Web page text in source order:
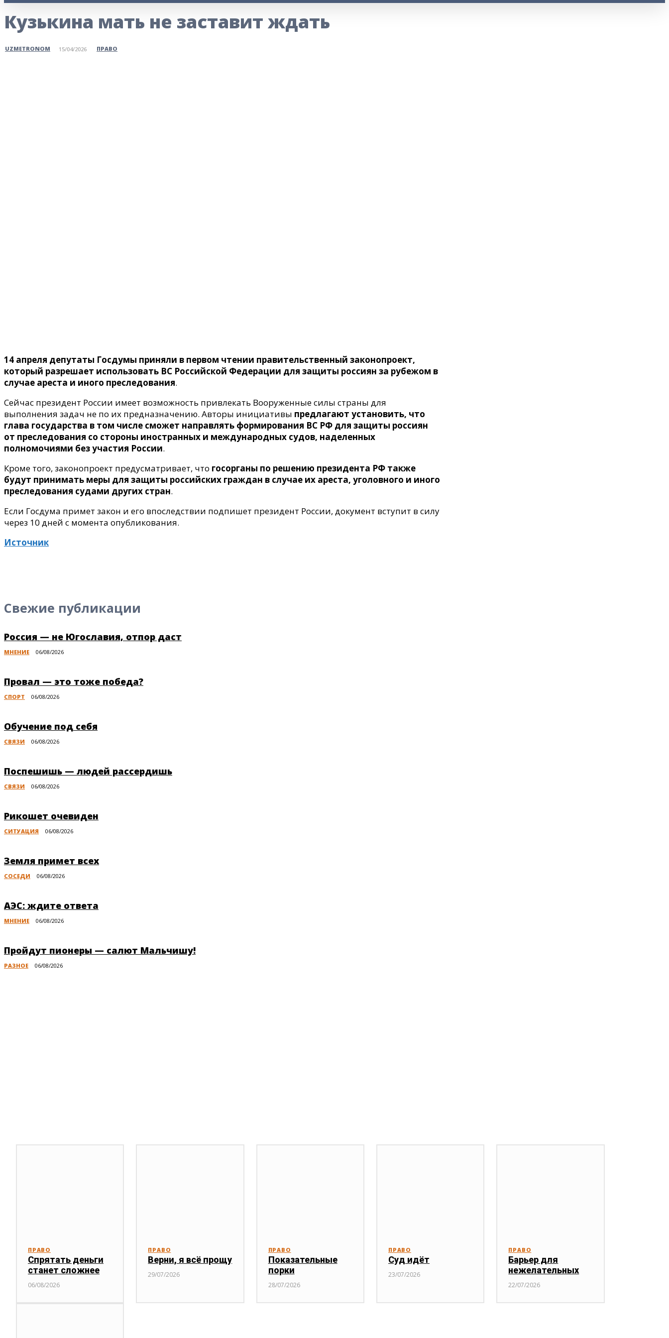
Кузькина мать не заставит ждать
UZMETRONOM 15/04/2026 ПРАВО
14 апреля депутаты Госдумы приняли в первом чтении правительственный законопроект,
который разрешает использовать ВС Российской Федерации для защиты россиян за рубежом в
случае ареста и иного преследования.
Сейчас президент России имеет возможность привлекать Вооруженные силы страны для
выполнения задач не по их предназначению. Авторы инициативы предлагают установить, что
глава государства в том числе сможет направлять формирования ВС РФ для защиты россиян
от преследования со стороны иностранных и международных судов, наделенных
полномочиями без участия России.
Кроме того, законопроект предусматривает, что госорганы по решению президента РФ также
будут принимать меры для защиты российских граждан в случае их ареста, уголовного и иного
преследования судами других стран.
Если Госдума примет закон и его впоследствии подпишет президент России, документ вступит в силу
через 10 дней с момента опубликования.
Источник
Свежие публикации
Россия — не Югославия, отпор даст
МНЕНИЕ 06/08/2026
Провал — это тоже победа?
СПОРТ 06/08/2026
Обучение под себя
СВЯЗИ 06/08/2026
Поспешишь — людей рассердишь
СВЯЗИ 06/08/2026
Рикошет очевиден
СИТУАЦИЯ 06/08/2026
Земля примет всех
СОСЕДИ 06/08/2026
АЭС: ждите ответа
МНЕНИЕ 06/08/2026
Пройдут пионеры — салют Мальчишу!
РАЗНОЕ 06/08/2026
ПРАВО
Спрятать деньги
станет сложнее
06/08/2026
ПРАВО
Верни, я всё прощу
29/07/2026
ПРАВО
Показательные
порки
28/07/2026
ПРАВО
Суд идёт
23/07/2026
ПРАВО
Барьер для
нежелательных
22/07/2026